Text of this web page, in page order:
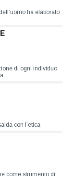
ha elaborato
di ogni individuo
con l’etica
come strumento di